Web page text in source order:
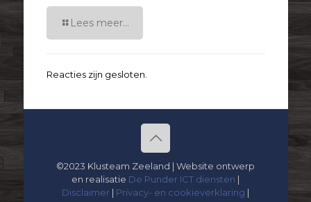
Lees meer...
Reacties zijn gesloten.
©2023 Klusteam Zeeland | Website ontwerp
en realisatie De Punder ICT diensten |
Disclaimer | Privacy- en cookieverklaring |